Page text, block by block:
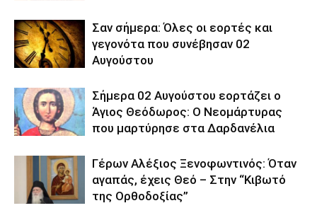
Σαν σήμερα: Όλες οι εορτές και
γεγονότα που συνέβησαν 02
Αυγούστου
Σήμερα 02 Αυγούστου εορτάζει ο
Άγιος Θεόδωρος: Ο Νεομάρτυρας
που μαρτύρησε στα Δαρδανέλια
Γέρων Αλέξιος Ξενοφωντινός: Όταν
αγαπάς, έχεις Θεό – Στην “Κιβωτό
της Ορθοδοξίας”